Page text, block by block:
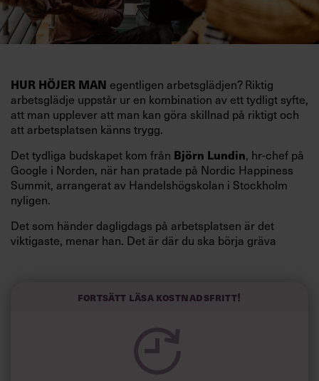
HUR HÖJER MAN egentligen arbetsglädjen? Riktig
arbetsglädje uppstår ur en kombination av ett tydligt syfte,
att man upplever att man kan göra skillnad på riktigt och
att arbetsplatsen känns trygg.
Det tydliga budskapet kom från Björn Lundin, hr-chef på
Google i Norden, när han pratade på Nordic Happiness
Summit, arrangerat av Handelshögskolan i Stockholm
nyligen.
Det som händer dagligdags på arbetsplatsen är det
viktigaste, menar han. Det är där du ska börja gräva
och höjt arbetsglädjen på Google:
Fortsätt läsa kostnadsfritt!